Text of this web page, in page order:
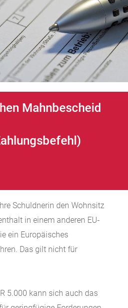
Mahnbescheid
Schuldnerin den Wohnsitz
in einem anderen EU-
ein Europäisches
Das gilt nicht für
5.000 kann sich auch das